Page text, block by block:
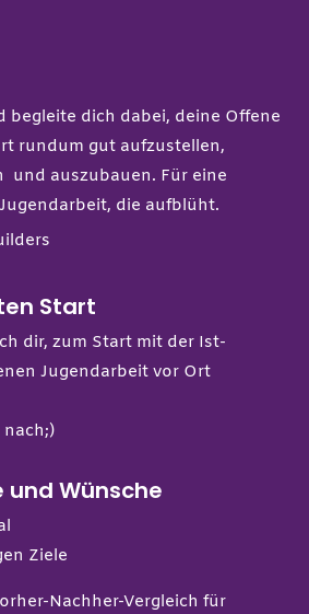
begleite dich dabei, deine Offene
rundum gut aufzustellen,
und auszubauen. Für eine
die aufblüht.
Start
dir, zum Start mit der Ist-
Jugendarbeit vor Ort
nach;)
und Wünsche
Ziele
Nachher-Vergleich für